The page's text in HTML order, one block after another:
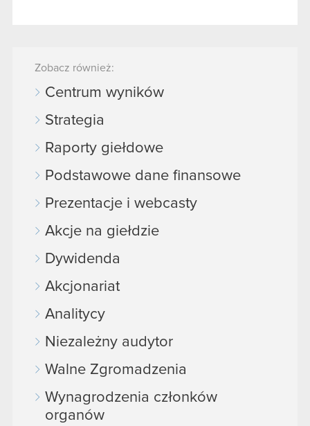
Zobacz również:
Centrum wyników
Strategia
Raporty giełdowe
Podstawowe dane finansowe
Prezentacje i webcasty
Akcje na giełdzie
Dywidenda
Akcjonariat
Analitycy
Niezależny audytor
Walne Zgromadzenia
Wynagrodzenia członków
organów